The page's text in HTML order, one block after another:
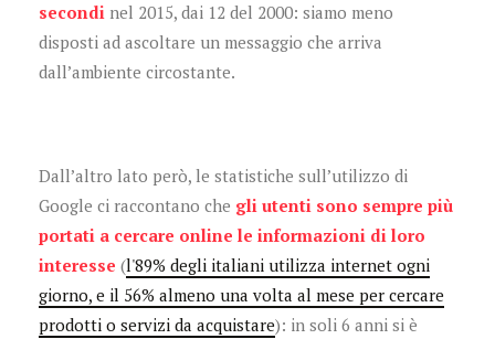
secondi nel 2015, dai 12 del 2000: siamo meno
disposti ad ascoltare un messaggio che arriva
dall’ambiente circostante.
Dall’altro lato però, le statistiche sull’utilizzo di
Google ci raccontano che gli utenti sono sempre più
portati a cercare online le informazioni di loro
interesse (l'89% degli italiani utilizza internet ogni
giorno, e il 56% almeno una volta al mese per cercare
prodotti o servizi da acquistare): in soli 6 anni si è